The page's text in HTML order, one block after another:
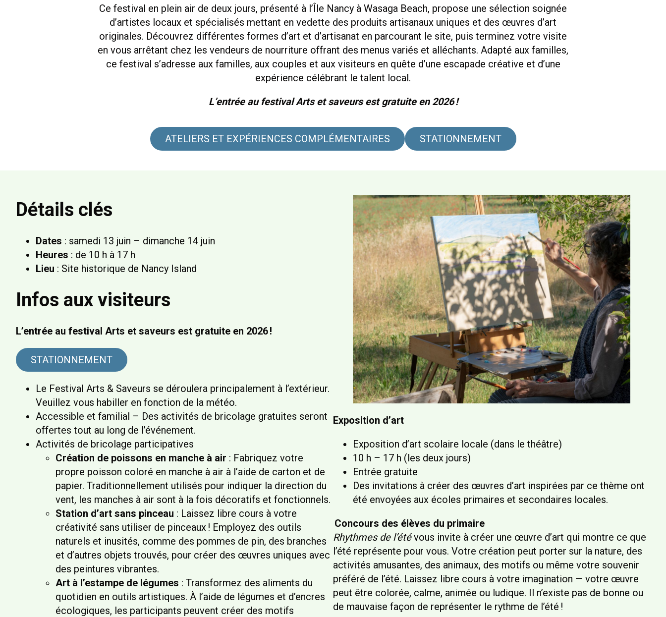
Ce festival en plein air de deux jours, présenté à l’Île Nancy à Wasaga Beach, propose une sélection soignée
d’artistes locaux et spécialisés mettant en vedette des produits artisanaux uniques et des œuvres d’art
originales. Découvrez différentes formes d’art et d’artisanat en parcourant le site, puis terminez votre visite
en vous arrêtant chez les vendeurs de nourriture offrant des menus variés et alléchants. Adapté aux familles,
ce festival s’adresse aux familles, aux couples et aux visiteurs en quête d’une escapade créative et d’une
expérience célébrant le talent local.
L’entrée au festival Arts et saveurs est gratuite en 2026 !
ATELIERS ET EXPÉRIENCES COMPLÉMENTAIRES STATIONNEMENT
Détails clés
Dates : samedi 13 juin – dimanche 14 juin
Heures : de 10 h à 17 h
Lieu : Site historique de Nancy Island
Infos aux visiteurs
L’entrée au festival Arts et saveurs est gratuite en 2026 !
STATIONNEMENT
Le Festival Arts & Saveurs se déroulera principalement à l’extérieur.
Veuillez vous habiller en fonction de la météo.
Accessible et familial – Des activités de bricolage gratuites seront
offertes tout au long de l’événement.
Activités de bricolage participatives
Création de poissons en manche à air : Fabriquez votre
propre poisson coloré en manche à air à l’aide de carton et de
papier. Traditionnellement utilisés pour indiquer la direction du
vent, les manches à air sont à la fois décoratifs et fonctionnels.
Station d’art sans pinceau : Laissez libre cours à votre
créativité sans utiliser de pinceaux ! Employez des outils
naturels et inusités, comme des pommes de pin, des branches
et d’autres objets trouvés, pour créer des œuvres uniques avec
des peintures vibrantes.
Art à l’estampe de légumes : Transformez des aliments du
quotidien en outils artistiques. À l’aide de légumes et d’encres
écologiques, les participants peuvent créer des motifs
Exposition d’art
Exposition d’art scolaire locale (dans le théâtre)
10 h – 17 h (les deux jours)
Entrée gratuite
Des invitations à créer des œuvres d’art inspirées par ce thème ont
été envoyées aux écoles primaires et secondaires locales.
Concours des élèves du primaire
Rhythmes de l’étévous invite à créer une œuvre d’art qui montre ce que
l’été représente pour vous. Votre création peut porter sur la nature, des
activités amusantes, des animaux, des motifs ou même votre souvenir
préféré de l’été. Laissez libre cours à votre imagination — votre œuvre
peut être colorée, calme, animée ou ludique. Il n’existe pas de bonne ou
de mauvaise façon de représenter le rythme de l’été !